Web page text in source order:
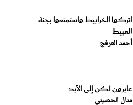
اتركوا الخرابيط واستمتعوا بجنة
العبيط
أحمد العرفج
عابرون لكن إلى الأبد
منال الحصيني